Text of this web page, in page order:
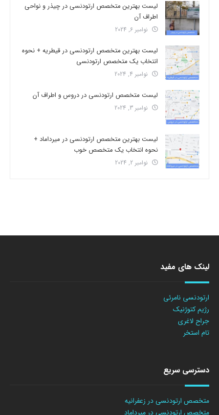
لیست بهترین متخصص ارتودنسی در چیذر و نواحی
اطراف آن
نوامبر 6, 2024
لیست بهترین متخصص ارتودنسی در قیطریه + نحوه
انتخاب یک متخصص ارتودنسی
نوامبر 4, 2024
لیست متخصص ارتودنسی در دروس و اطراف آن
نوامبر 3, 2024
لیست بهترین متخصص ارتودنسی در میرداماد +
نحوه انتخاب یک متخصص خوب
نوامبر 2, 2024
لینک های مفید
ارتودنسی نامرئی
رژیم کتوژنیک
جراح لاغری
تام استخر
دسترسی سریع
متخصص ارتودنسی در زعفرانیه
متخصص ارتودنسی در میرداماد